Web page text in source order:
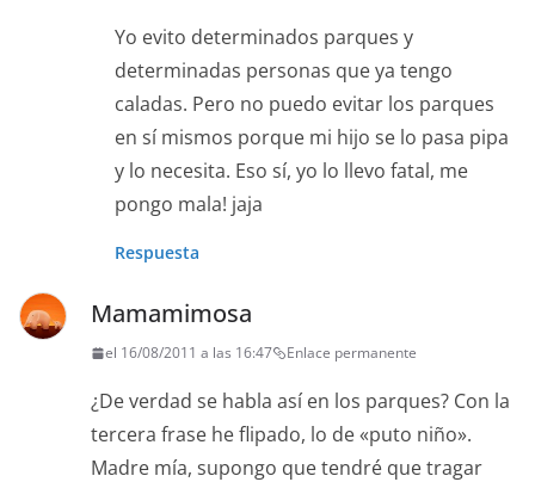
Yo evito determinados parques y
determinadas personas que ya tengo
caladas. Pero no puedo evitar los parques
en sí mismos porque mi hijo se lo pasa pipa
y lo necesita. Eso sí, yo lo llevo fatal, me
pongo mala! jaja
Respuesta
Mamamimosa
el 16/08/2011 a las 16:47 Enlace permanente
¿De verdad se habla así en los parques? Con la
tercera frase he flipado, lo de «puto niño».
Madre mía, supongo que tendré que tragar